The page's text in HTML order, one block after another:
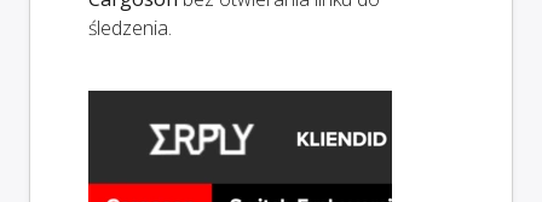
śledzenia.